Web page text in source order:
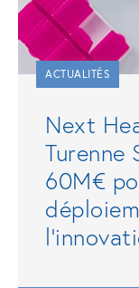
ACTUALITÉS
Next
Turenne
60M€